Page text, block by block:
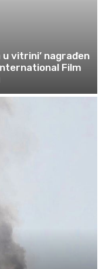
u vitrini’ nagrađen
Film